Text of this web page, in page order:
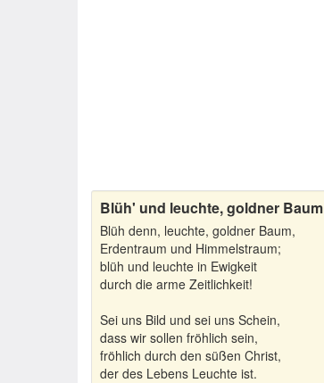
Blüh' und leuchte, goldner Baum
Blüh denn, leuchte, goldner Baum,
Erdentraum und Himmelstraum;
blüh und leuchte in Ewigkeit
durch die arme Zeitlichkeit!
Sei uns Bild und sei uns Schein,
dass wir sollen fröhlich sein,
fröhlich durch den süßen Christ,
der des Lebens Leuchte ist.